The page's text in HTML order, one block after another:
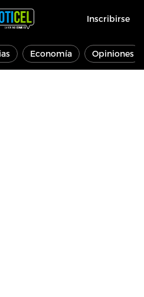
Inscribirse
Economía Opiniones